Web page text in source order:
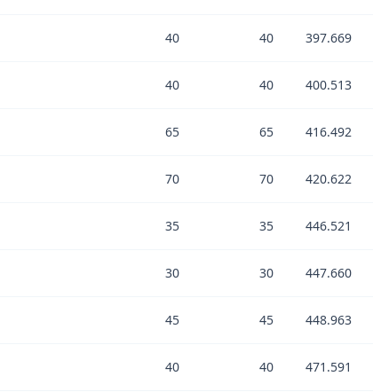
40 40 397.669
40 40 400.513
65 65 416.492
70 70 420.622
35 35 446.521
30 30 447.660
45 45 448.963
40 40 471.591